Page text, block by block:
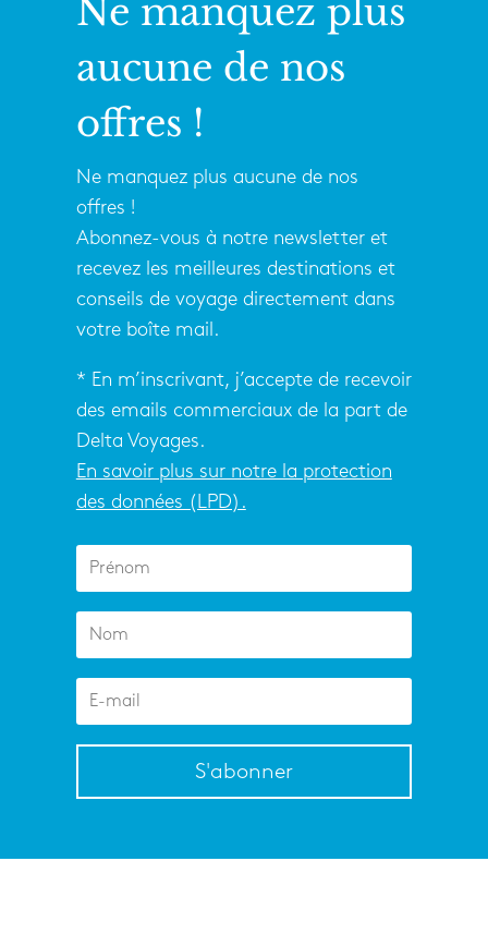
Ne manquez plus
aucune de nos
offres !
Ne manquez plus aucune de nos
offres !
Abonnez-vous à notre newsletter et
recevez les meilleures destinations et
conseils de voyage directement dans
votre boîte mail.
* En m’inscrivant, j’accepte de recevoir
des emails commerciaux de la part de
Delta Voyages.
En savoir plus sur notre la protection
des données (LPD).
S'abonner